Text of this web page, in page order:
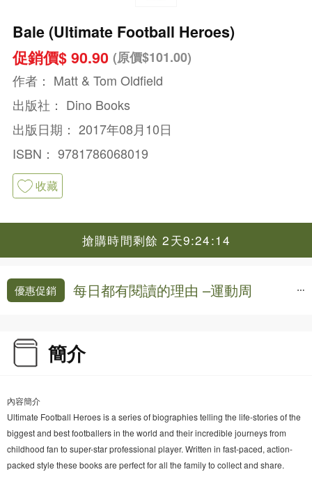
Bale (Ultimate Football Heroes)
促銷價$ 90.90 (原價$101.00)
作者： Matt & Tom Oldfield
出版社： Dino Books
出版日期： 2017年08月10日
ISBN： 9781786068019
收藏
搶購時間剩餘 2天9:24:13
優惠促銷 每日都有閱讀的理由 –運動周
簡介
內容簡介
Ultimate Football Heroes is a series of biographies telling the life-stories of the
biggest and best footballers in the world and their incredible journeys from
childhood fan to super-star professional player. Written in fast-paced, action-
packed style these books are perfect for all the family to collect and share.